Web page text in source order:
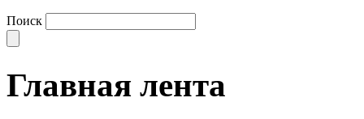
Поиск
Главная лента